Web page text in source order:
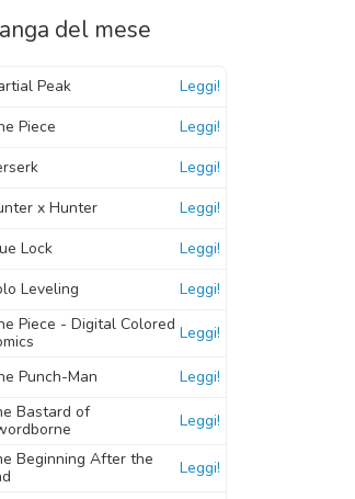
del mese
Peak Leggi!
Piece Leggi!
Leggi!
x Hunter Leggi!
Lock Leggi!
Leveling Leggi!
Piece - Digital Colored Leggi!
Punch-Man Leggi!
Bastard of
Leggi!
Beginning After the
Leggi!